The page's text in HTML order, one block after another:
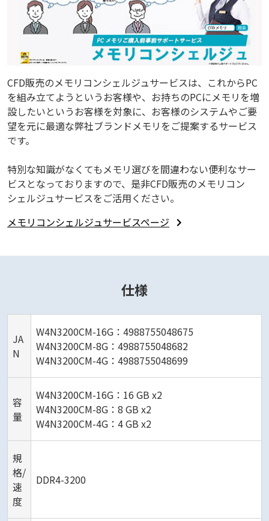
CFD販売のメモリコンシェルジュサービスは、これからPC
を組み立てようというお客様や、お持ちのPCにメモリを増
設したいというお客様を対象に、お客様のシステムやご要
望を元に最適な弊社ブランドメモリをご提案するサービス
です。
特別な知識がなくてもメモリ選びを間違わない便利なサー
ビスとなっておりますので、是非CFD販売のメモリコン
シェルジュサービスをご活用ください。
メモリコンシェルジュサービスページ
仕様
JA
N
W4N3200CM-16G：4988755048675
W4N3200CM-8G：4988755048682
W4N3200CM-4G：4988755048699
容
量
W4N3200CM-16G：16 GB x2
W4N3200CM-8G：8 GB x2
W4N3200CM-4G：4 GB x2
規
格/
速
度
DDR4-3200